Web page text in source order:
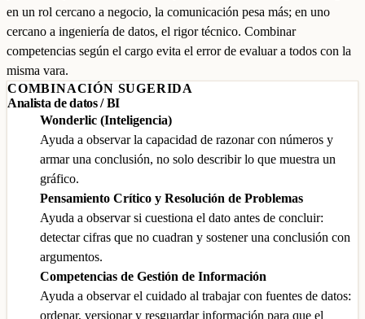
en un rol cercano a negocio, la comunicación pesa más; en uno
cercano a ingeniería de datos, el rigor técnico. Combinar
competencias según el cargo evita el error de evaluar a todos con la
misma vara.
COMBINACIÓN SUGERIDA
Analista de datos / BI
Wonderlic (Inteligencia)
Ayuda a observar la capacidad de razonar con números y
armar una conclusión, no solo describir lo que muestra un
gráfico.
Pensamiento Crítico y Resolución de Problemas
Ayuda a observar si cuestiona el dato antes de concluir:
detectar cifras que no cuadran y sostener una conclusión con
argumentos.
Competencias de Gestión de Información
Ayuda a observar el cuidado al trabajar con fuentes de datos:
ordenar, versionar y resguardar información para que el